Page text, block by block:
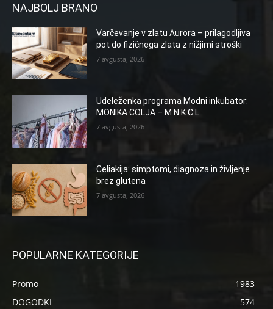
NAJBOLJ BRANO
Varčevanje v zlatu Aurora – prilagodljiva
pot do fizičnega zlata z nižjimi stroški
7 avgusta, 2026
Udeleženka programa Modni inkubator:
MONIKA COLJA – M N K C L
7 avgusta, 2026
Celiakija: simptomi, diagnoza in življenje
brez glutena
7 avgusta, 2026
POPULARNE KATEGORIJE
Promo
1983
DOGODKI
574